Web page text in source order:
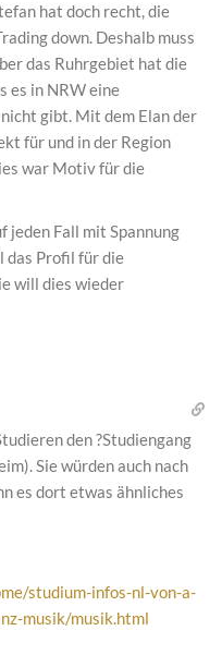
hat doch recht, die
down. Deshalb muss
das Ruhrgebiet hat die
es in NRW eine
gibt. Mit dem Elan der
für und in der Region
war Motiv für die
jeden Fall mit Spannung
das Profil für die
will dies wieder
den ?Studiengang
Sie würden auch nach
es dort etwas ähnliches
studium-infos-nl-von-a-
musik/musik.html